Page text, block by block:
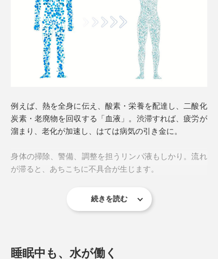
例えば、熱を全身に伝え、酸素・栄養を配達し、二酸化
炭素・老廃物を回収する「血液」。渋滞すれば、疲労が
溜まり、老化が加速し、はては病気の引き金に。
身体の掃除、警備、調整を担うリンパ液もしかり。流れ
が滞ると、あちこちに不具合が生じます。
この渋滞解消の鍵になるのが、「水」ではないかと考え
続きを読む
睡眠中も、水が働く